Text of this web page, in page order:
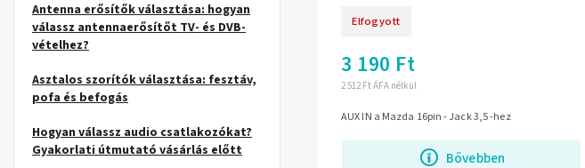
Antenna erősítők választása: hogyan
válassz antennaerősítőt TV- és DVB-
vételhez?
Asztalos szorítók választása: fesztáv,
pofa és befogás
Hogyan válassz audio csatlakozókat?
Gyakorlati útmutató vásárlás előtt
Elfogyott
2 512 Ft ÁFA nélkül
3 190 Ft
Bővebben
AUX IN a Mazda 16pin - Jack 3,5 -hez